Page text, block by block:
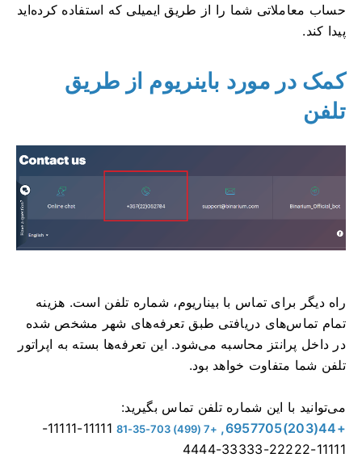
حساب معاملاتی شما را از طریق ایمیلی که استفاده کرده‌اید
پیدا کند.
کمک در مورد باینریوم از طریق
تلفن
راه دیگر برای تماس با بیناریوم، شماره تلفن است. هزینه
تمام تماس‌های دریافتی طبق تعرفه‌های شهر مشخص شده
در داخل پرانتز محاسبه می‌شود. این تعرفه‌ها بسته به اپراتور
تلفن شما متفاوت خواهد بود.
می‌توانید با این شماره تلفن تماس بگیرید:
+44(203)6957705,
+7 (499) 703-35-81
11111-11111-
11111-22222-33333-4444